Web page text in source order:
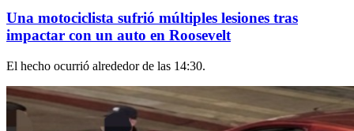
Una motociclista sufrió múltiples lesiones tras
impactar con un auto en Roosevelt
El hecho ocurrió alrededor de las 14:30.